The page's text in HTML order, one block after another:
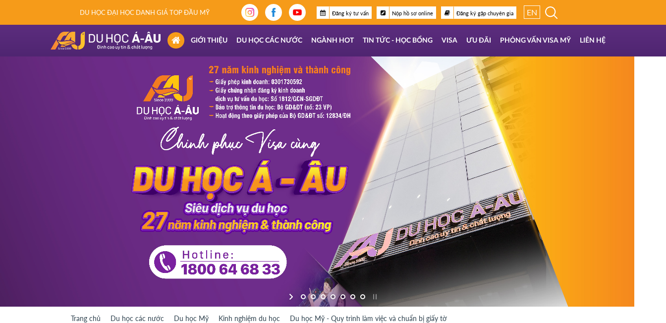
DU HỌC ĐẠI HỌC DANH GIÁ TOP ĐẦU MỸ Đăng ký tư vấn Nộp hồ sơ online Đăng ký gặp chuyên gia EN
(CURRENT)
GIỚI THIỆU DU HỌC CÁC NƯỚC NGÀNH HOT TIN TỨC - HỌC BỔNG VISA ƯU ĐÃI PHỎNG VẤN VISA MỸ LIÊN HỆ
Trang chủ Du học các nước Du học Mỹ Kinh nghiệm du học Du học Mỹ - Quy trình làm việc và chuẩn bị giấy tờ